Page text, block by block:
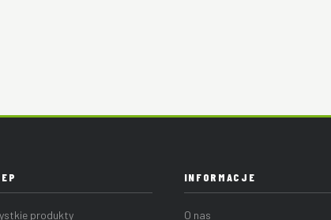
produkty
INFORMACJE
O nas